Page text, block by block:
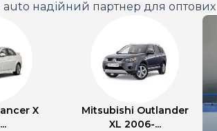
auto надійний партнер для
X
Mitsubishi Outlander
XL 2006-...